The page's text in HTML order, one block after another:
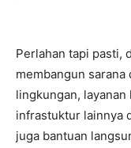
Perlahan tapi pasti,
membangun sarana
lingkungan,
infrastuktur lainnya
juga bantuan